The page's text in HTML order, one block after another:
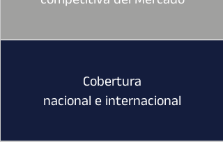
Cobertura
nacional e internacional